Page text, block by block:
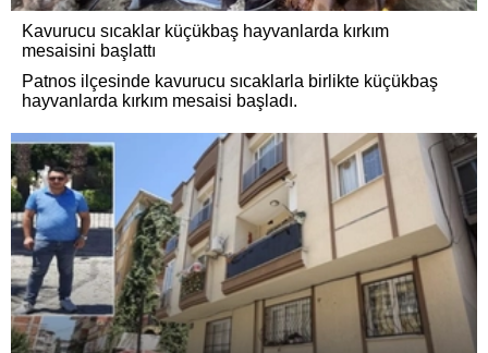
Kavurucu sıcaklar küçükbaş hayvanlarda kırkım
mesaisini başlattı
Patnos ilçesinde kavurucu sıcaklarla birlikte küçükbaş
hayvanlarda kırkım mesaisi başladı.